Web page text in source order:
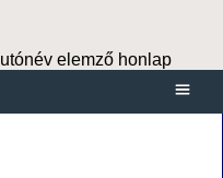
utónév elemző honlap